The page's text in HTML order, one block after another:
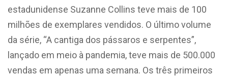
estadunidense Suzanne Collins teve mais de 100
milhões de exemplares vendidos. O último volume
da série, “A cantiga dos pássaros e serpentes”,
lançado em meio à pandemia, teve mais de 500.000
vendas em apenas uma semana. Os três primeiros